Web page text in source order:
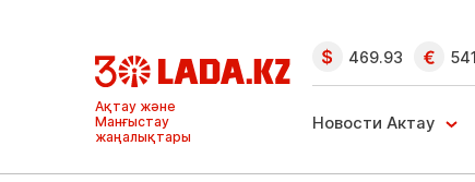
Ақтау және
Манғыстау
жаңалықтары
469.93
Новости Актау